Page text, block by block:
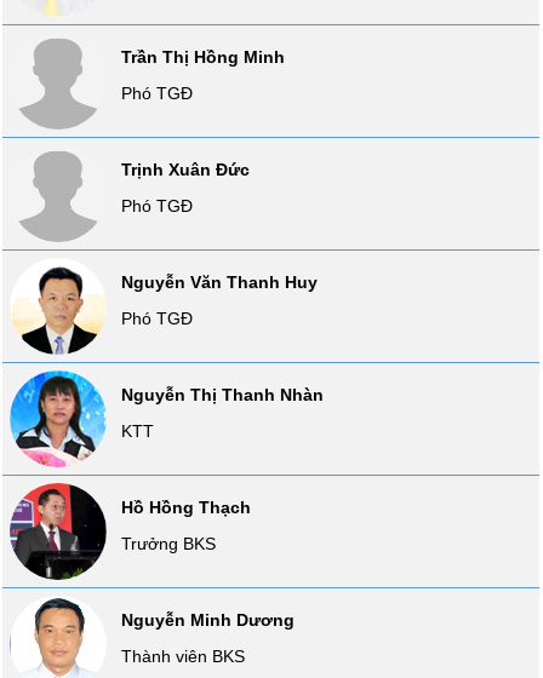
Trần Thị Hồng Minh
Phó TGĐ
Trịnh Xuân Đức
Phó TGĐ
Nguyễn Văn Thanh Huy
Phó TGĐ
Nguyễn Thị Thanh Nhàn
KTT
Hồ Hồng Thạch
Trưởng BKS
Nguyễn Minh Dương
Thành viên BKS
Mã
chứng
khoán
(-)
Tất cả Cổ phiếu Chỉ số
Lãnh
đạo
(-)
Tất cả Người nội bộ
Tin
tức
(-)
Bài
viết
của
tác
giả
(-)